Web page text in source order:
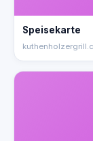
Speisekarte